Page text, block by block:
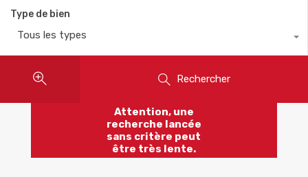
Type de bien
Tous les types
Rechercher
Attention, une
recherche lancée
sans critère peut
être très lente.